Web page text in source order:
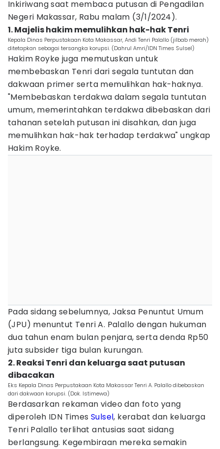
Inkiriwang saat membaca putusan di Pengadilan
Negeri Makassar, Rabu malam (3/1/2024).
1. Majelis hakim memulihkan hak-hak Tenri
Kepala Dinas Perpustakaan Kota Makassar, Andi Tenri Palallo (jilbab merah)
ditetapkan sebagai tersangka korupsi. (Dahrul Amri/IDN Times Sulsel)
Hakim Royke juga memutuskan untuk
membebaskan Tenri dari segala tuntutan dan
dakwaan primer serta memulihkan hak-haknya.
"Membebaskan terdakwa dalam segala tuntutan
umum, memerintahkan terdakwa dibebaskan dari
tahanan setelah putusan ini disahkan, dan juga
memulihkan hak-hak terhadap terdakwa" ungkap
Hakim Royke.
Pada sidang sebelumnya, Jaksa Penuntut Umum
(JPU) menuntut Tenri A. Palallo dengan hukuman
dua tahun enam bulan penjara, serta denda Rp50
juta subsider tiga bulan kurungan.
2. Reaksi Tenri dan keluarga saat putusan
dibacakan
Eks Kepala Dinas Perpustakaan Kota Makassar Tenri A. Palallo dibebaskan
dari dakwaan korupsi. (Dok. Istimewa)
Berdasarkan rekaman video dan foto yang
diperoleh IDN Times Sulsel, kerabat dan keluarga
Tenri Palallo terlihat antusias saat sidang
berlangsung. Kegembiraan mereka semakin